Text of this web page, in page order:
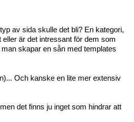
av sida skulle det bli? En kategori,
är det intressant för dem som
skapar en sån med templates
Och kanske en lite mer extensiv
det finns ju inget som hindrar att